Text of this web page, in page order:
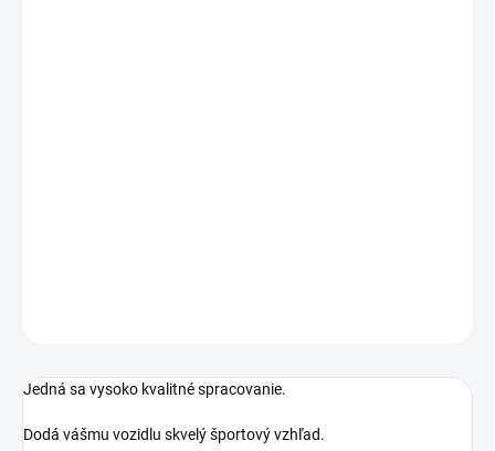
Jedná sa vysoko kvalitné spracovanie.
Dodá vášmu vozidlu skvelý športový vzhľad.